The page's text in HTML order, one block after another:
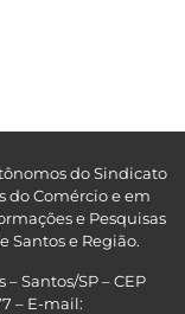
do Sindicato
do Comércio e em
e Pesquisas
Santos e Região.
Santos/SP – CEP
– E-mail: